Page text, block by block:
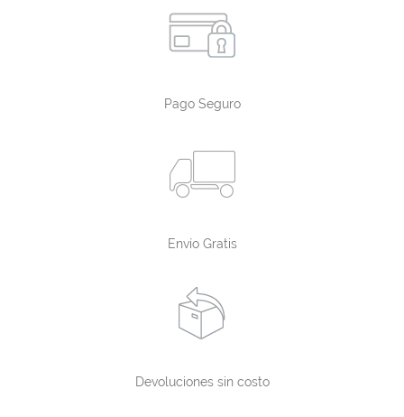
Pago Seguro
Envío Gratis
Devoluciones sin costo